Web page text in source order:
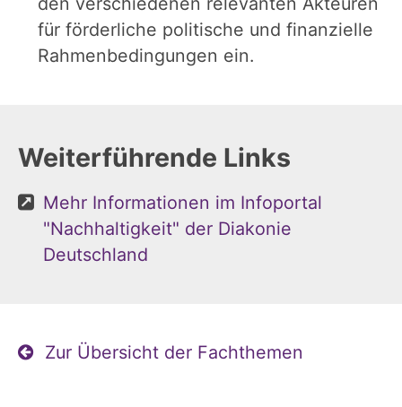
für förderliche politische und finanzielle
Rahmenbedingungen ein.
Weiterführende Links
Mehr Informationen im Infoportal
"Nachhaltigkeit" der Diakonie
Deutschland
Zur Übersicht der Fachthemen